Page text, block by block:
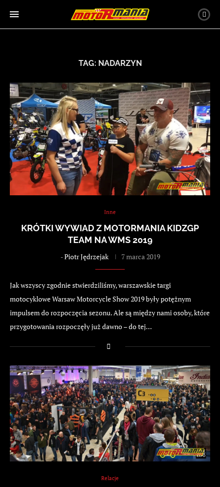
TAG: NADARZYN
Inne
KRÓTKI WYWIAD Z MOTORMANIA KIDZGP
TEAM NA WMS 2019
-Piotr Jędrzejak 7 marca 2019
Jak wszyscy zgodnie stwierdziliśmy, warszawskie targi
motocyklowe Warsaw Motorcycle Show 2019 były potężnym
impulsem do rozpoczęcia sezonu. Ale są między nami osoby, które
przygotowania rozpoczęły już dawno – do tej…
Relacje